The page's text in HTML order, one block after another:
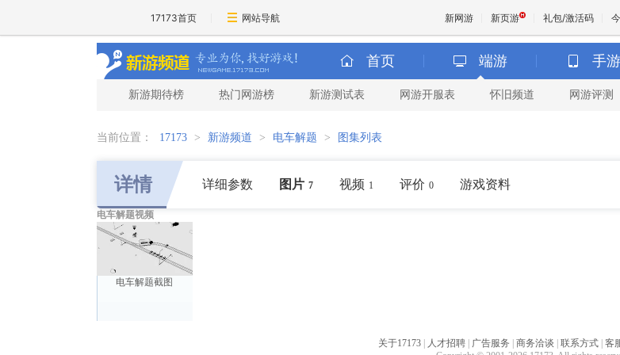
17173首页 网站导航 新网游 新页游 礼包/激活码
首页 端游 手游
新游期待榜 热门网游榜 新游测试表 网游开服表 怀旧频道 网游评测
当前位置： 17173 > 新游频道 > 电车解题 > 图集列表
详情 详细参数 图片 7 视频 1 评价 0 游戏资料
电车解题视频
电车解题截图
关于17173 人才招聘 广告服务 商务洽谈 联系方式 客